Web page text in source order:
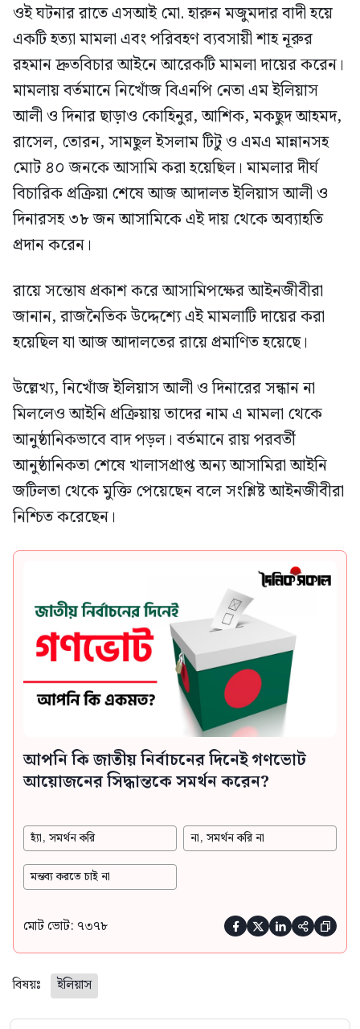
ওই ঘটনার রাতে এসআই মো. হারুন মজুমদার বাদী হয়ে
একটি হত্যা মামলা এবং পরিবহণ ব্যবসায়ী শাহ নূরুর
রহমান দ্রুতবিচার আইনে আরেকটি মামলা দায়ের করেন।
মামলায় বর্তমানে নিখোঁজ বিএনপি নেতা এম ইলিয়াস
আলী ও দিনার ছাড়াও কোহিনুর, আশিক, মকছুদ আহমদ,
রাসেল, তোরন, সামছুল ইসলাম টিটু ও এমএ মান্নানসহ
মোট ৪০ জনকে আসামি করা হয়েছিল। মামলার দীর্ঘ
বিচারিক প্রক্রিয়া শেষে আজ আদালত ইলিয়াস আলী ও
দিনারসহ ৩৮ জন আসামিকে এই দায় থেকে অব্যাহতি
প্রদান করেন।
রায়ে সন্তোষ প্রকাশ করে আসামিপক্ষের আইনজীবীরা
জানান, রাজনৈতিক উদ্দেশ্যে এই মামলাটি দায়ের করা
হয়েছিল যা আজ আদালতের রায়ে প্রমাণিত হয়েছে।
উল্লেখ্য, নিখোঁজ ইলিয়াস আলী ও দিনারের সন্ধান না
মিললেও আইনি প্রক্রিয়ায় তাদের নাম এ মামলা থেকে
আনুষ্ঠানিকভাবে বাদ পড়ল। বর্তমানে রায় পরবর্তী
আনুষ্ঠানিকতা শেষে খালাসপ্রাপ্ত অন্য আসামিরা আইনি
জটিলতা থেকে মুক্তি পেয়েছেন বলে সংশ্লিষ্ট আইনজীবীরা
নিশ্চিত করেছেন।
আপনি কি জাতীয় নির্বাচনের দিনেই গণভোট
আয়োজনের সিদ্ধান্তকে সমর্থন করেন?
হ্যাঁ, সমর্থন করি না, সমর্থন করি না
মন্তব্য করতে চাই না
মোট ভোট: ৭৩৭৮     
বিষয়ঃ ইলিয়াস